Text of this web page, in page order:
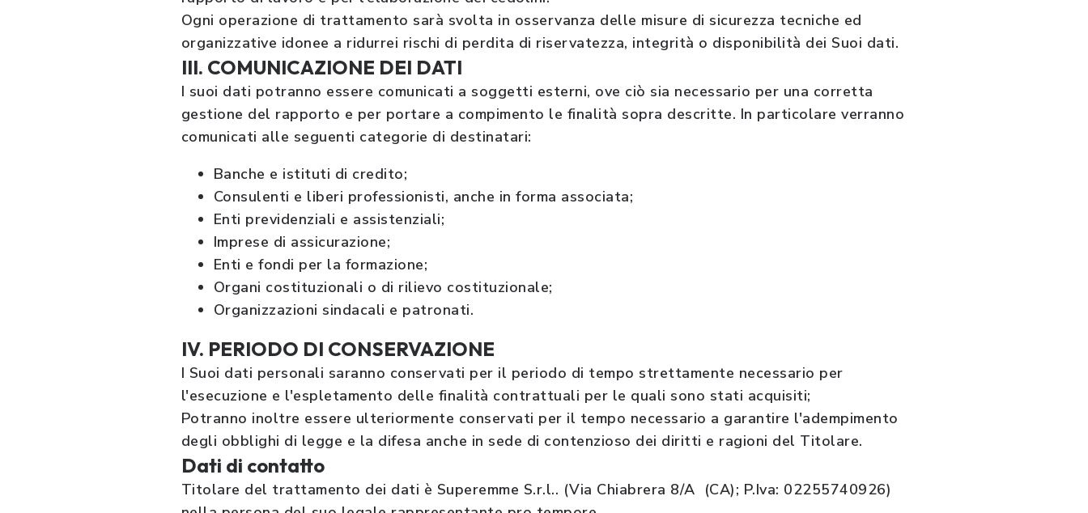
Ogni operazione di trattamento sarà svolta in osservanza delle misure di sicurezza tecniche ed
organizzative idonee a ridurrei rischi di perdita di riservatezza, integrità o disponibilità dei Suoi dati.
III. COMUNICAZIONE DEI DATI
I suoi dati potranno essere comunicati a soggetti esterni, ove ciò sia necessario per una corretta
gestione del rapporto e per portare a compimento le finalità sopra descritte. In particolare verranno
comunicati alle seguenti categorie di destinatari:
Banche e istituti di credito;
Consulenti e liberi professionisti, anche in forma associata;
Enti previdenziali e assistenziali;
Imprese di assicurazione;
Enti e fondi per la formazione;
Organi costituzionali o di rilievo costituzionale;
Organizzazioni sindacali e patronati.
IV. PERIODO DI CONSERVAZIONE
I Suoi dati personali saranno conservati per il periodo di tempo strettamente necessario per
l'esecuzione e l'espletamento delle finalità contrattuali per le quali sono stati acquisiti;
Potranno inoltre essere ulteriormente conservati per il tempo necessario a garantire l'adempimento
degli obblighi di legge e la difesa anche in sede di contenzioso dei diritti e ragioni del Titolare.
Dati di contatto
Titolare del trattamento dei dati è Superemme S.r.l.. (Via Chiabrera 8/A (CA); P.Iva: 02255740926)